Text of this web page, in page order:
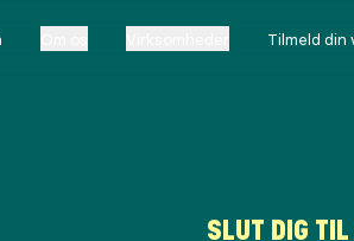
Tilmeld din
SLUT DIG TIL